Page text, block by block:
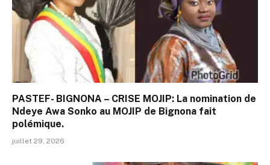
PASTEF- BIGNONA – CRISE MOJIP: La nomination de
Ndeye Awa Sonko au MOJIP de Bignona fait
polémique.
juillet 29, 2026